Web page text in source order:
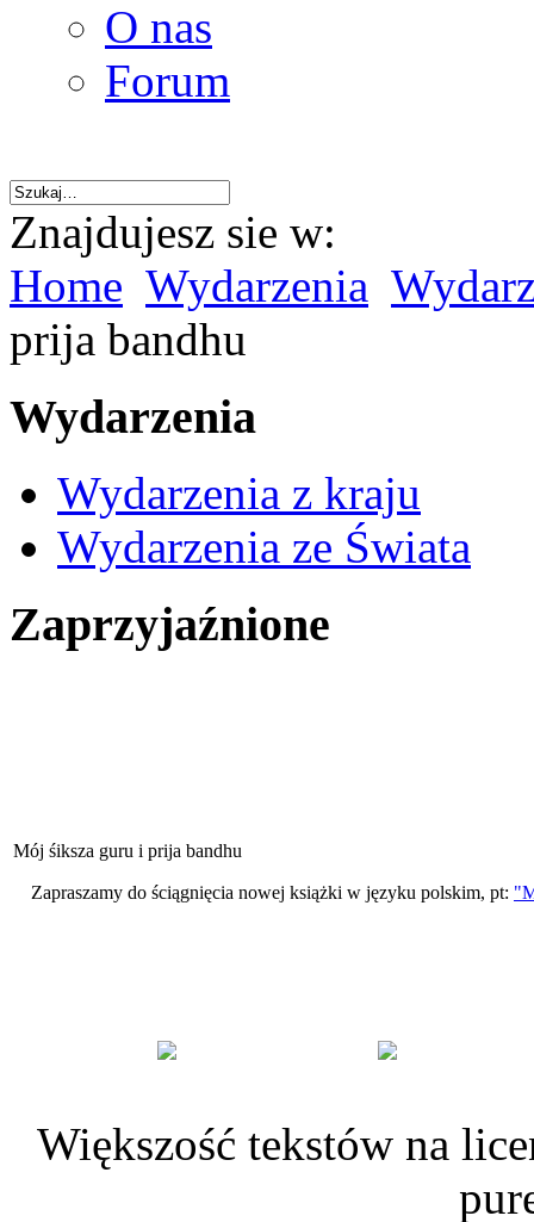
O nas
Forum
Znajdujesz sie w:
Home Wydarzenia
prija bandhu
Wydarzenia
Wydarzenia z kraju
Wydarzenia ze Świata
Zaprzyjaźnione
Mój śiksza guru i prija bandhu
Zapraszamy do ściągnięcia nowej książki w języku polskim, pt:
Większość tekstów na